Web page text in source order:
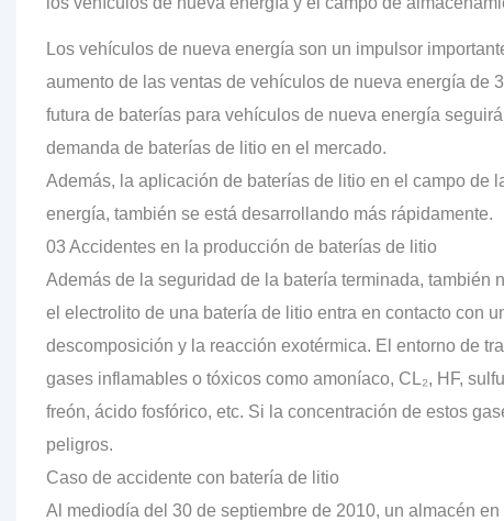
Los vehículos de nueva energía son un impulsor
aumento de las ventas de vehículos de nueva energía de
futura de baterías para vehículos de nueva energía
demanda de baterías de litio en el mercado.
Además, la aplicación de baterías de litio en el campo de
energía, también se está desarrollando más rápidamente.
03 Accidentes en la producción de baterías de litio
Además de la seguridad de la batería terminada,
el electrolito de una batería de litio entra en contacto con
descomposición y la reacción exotérmica. El entorno de
gases inflamables o tóxicos como amoníaco, CL₂, HF,
freón, ácido fosfórico, etc. Si la concentración de estos
peligros.
Caso de accidente con batería de litio
Al mediodía del 30 de septiembre de 2010, un almacén